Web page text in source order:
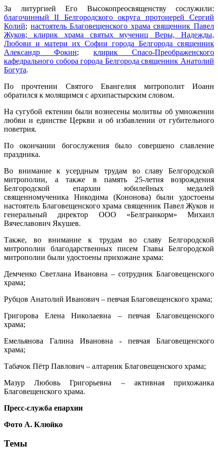
За литургией Его Высокопреосвященству сослужили:
благочинный II Белгородского округа протоиерей Сергий
Колий; настоятель Благовещенского храма священник Павел
Жуков; клирик храма святых мучениц Веры, Надежды,
Любови и матери их Софии города Белгорода священник
Александр Фокин; клирик Спасо-Преображенского
кафедрального собора города Белгорода священник Анатолий
Богута.
По прочтении Святого Евангелия митрополит Иоанн
обратился к молящимся с архипастырским словом.
На сугубой ектении были вознесены молитвы об умножении
любви и единстве Церкви и об избавлении от губительного
поветрия.
По окончании богослужения было совершено славление
праздника.
Во внимание к усердным трудам во славу Белгородской
митрополии, а также в память 25-летия возрождения
Белгородской епархии юбилейных медалей
священномученика Никодима (Кононова) были удостоены
настоятель Благовещенского храма священник Павел Жуков и
генеральный директор ООО «Белгранкорм» Михаил
Вячеславович Якушев.
Также, во внимание к трудам во славу Белгородской
митрополии благодарственных писем Главы Белгородской
митрополии были удостоены прихожане храма:
Демченко Светлана Ивановна – сотрудник Благовещенского
храма;
Рубцов Анатолий Иванович – певчая Благовещенского храма;
Григорова Елена Николаевна – певчая Благовещенского
храма;
Емельянова Галина Ивановна - певчая Благовещенского
храма;
Табачок Пётр Павлович – алтарник Благовещенского храма;
Мазур Любовь Григорьевна – активная прихожанка
Благовещенского храма.
Пресс-служба епархии
Фото А. Клюйко
Темы